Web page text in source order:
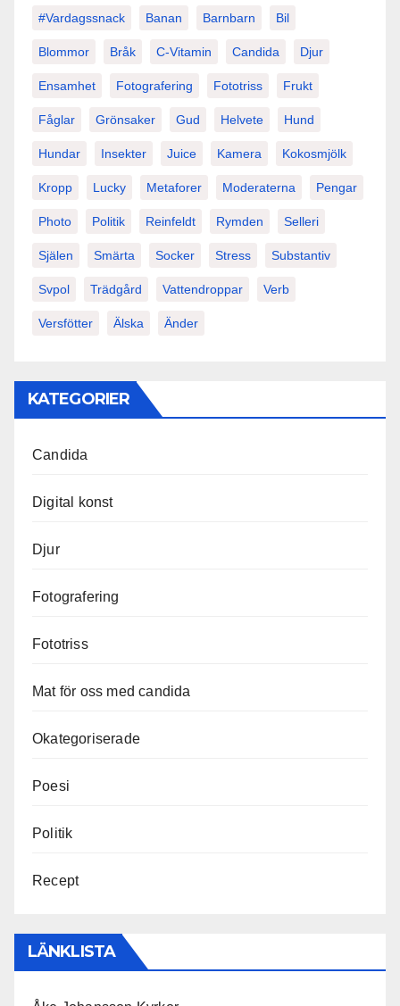
#vardagssnack Banan Barnbarn Bil
Blommor Bråk C-Vitamin Candida Djur
Ensamhet Fotografering Fototriss Frukt
Fåglar Grönsaker Gud Helvete Hund
Hundar Insekter Juice Kamera Kokosmjölk
Kropp Lucky Metaforer Moderaterna Pengar
Photo Politik Reinfeldt Rymden Selleri
Själen Smärta Socker Stress Substantiv
Svpol Trädgård Vattendroppar Verb
Versfötter Älska Änder
KATEGORIER
Candida
Digital konst
Djur
Fotografering
Fototriss
Mat för oss med candida
Okategoriserade
Poesi
Politik
Recept
LÄNKLISTA